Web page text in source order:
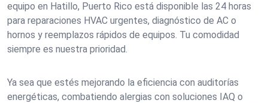
equipo en Hatillo, Puerto Rico está disponible las 24 horas
para reparaciones HVAC urgentes, diagnóstico de AC o
hornos y reemplazos rápidos de equipos. Tu comodidad
siempre es nuestra prioridad.
Ya sea que estés mejorando la eficiencia con auditorías
energéticas, combatiendo alergias con soluciones IAQ o